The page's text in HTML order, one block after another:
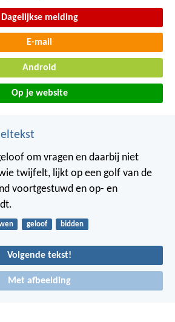
Dagelijkse melding
E-mail
Android
Op je website
om vragen en daarbij niet
twijfelt, lijkt op een golf van de
voortgestuwd en op- en
geloof bidden
Volgende tekst!
Met afbeelding